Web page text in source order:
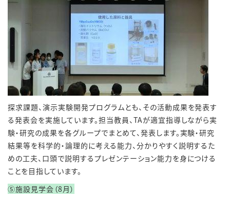
探求課題、演示実験開発プログラムとも、その活動成果を発表す
る発表会を実施しています。担当教員、TAが適宜指導しながら実
験・研究の成果を各グループでまとめて、発表します。実験・研究
結果等を科学的・論理的に考える能力、分かりやすく説明するた
めの工夫、口頭で説明するプレゼンテーション能力を身につける
ことを目指しています。
⑤施設見学会（8月）